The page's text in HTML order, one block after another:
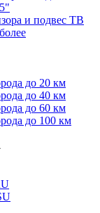
и подвес ТВ
до 20 км
до 40 км
до 60 км
до 100 км